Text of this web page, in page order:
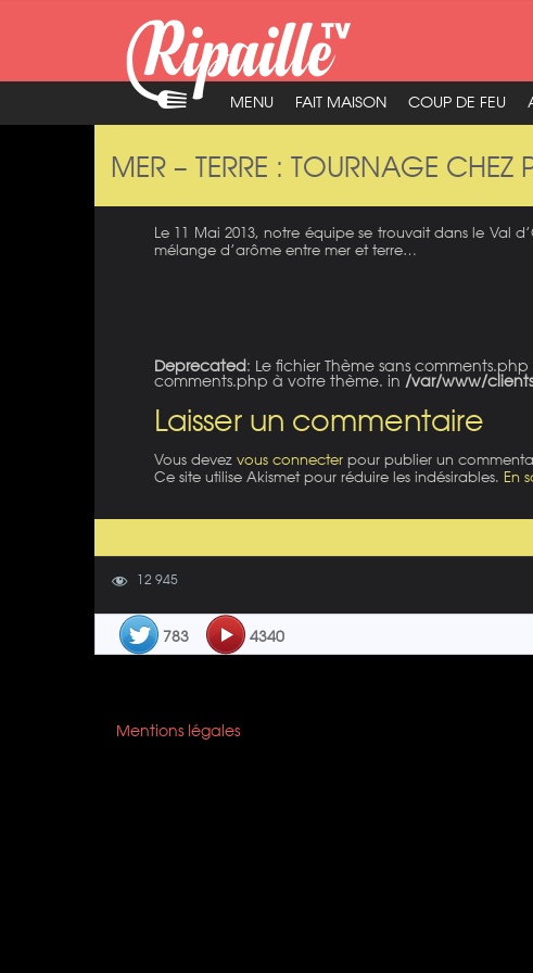
MENU FAIT MAISON COUP DE FEU
MER – TERRE : TOURNAGE CHEZ
Le 11 Mai 2013, notre équipe se trouvait dans le Val
mélange d’arôme entre mer et terre…
Deprecated: Le fichier Thème sans comments.php
comments.php à votre thème. in /var/www/
Laisser un commentaire
Vous devez vous connecter pour publier un
Ce site utilise Akismet pour réduire les indésirables. En
12 945
783 4340
Mentions légales